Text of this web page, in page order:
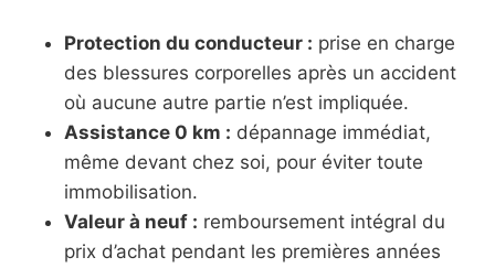
Protection du conducteur : prise en charge
des blessures corporelles après un accident
où aucune autre partie n’est impliquée.
Assistance 0 km : dépannage immédiat,
même devant chez soi, pour éviter toute
immobilisation.
Valeur à neuf : remboursement intégral du
prix d’achat pendant les premières années